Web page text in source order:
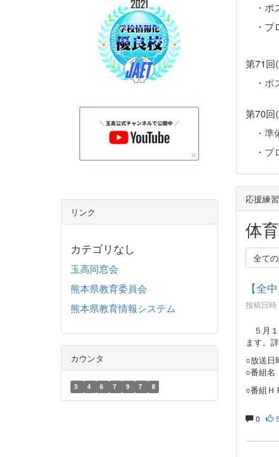
・ ポ
・ プ
第71回
・ ポ
第70回
・ 準
・ プ
応援練
体
全て
【全
投稿日
５月１
ます。
○放送日
○番組
○番組
0
リンク
カテゴリなし
玉高同窓会
熊本県教育委員会
熊本県教育情報システム
カウンタ
3 4 6 7 9 7 8